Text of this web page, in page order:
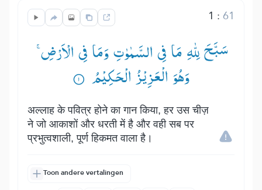
1 :61
سَبَّحَ لِلّٰهِ مَا فِی السَّمٰوٰتِ وَمَا فِی الْاَرْضِ ۚ—
وَهُوَ الْعَزِیْزُ الْحَكِیْمُ ۟
अल्लाह के पवित्र होने का गान किया, हर उस चीज़
ने जो आकाशों और धरती में है और वही सब पर
प्रभुत्वशाली, पूर्ण हिकमत वाला है।
Toon andere vertalingen